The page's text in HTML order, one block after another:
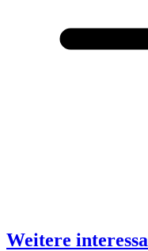
Weitere